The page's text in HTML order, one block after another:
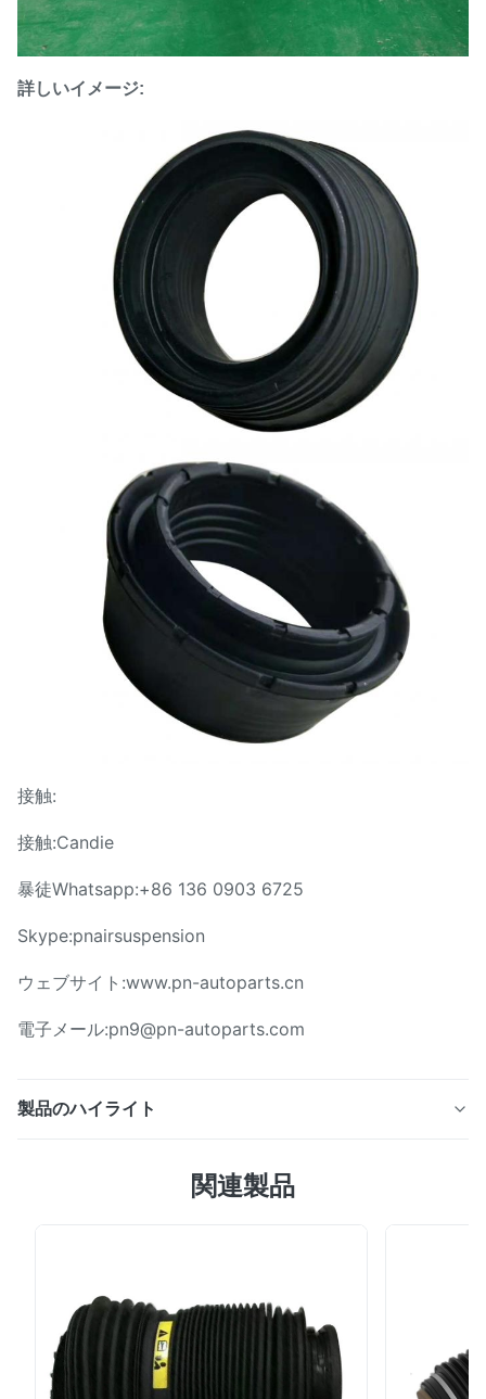
詳しいイメージ:
接触:
接触:Candie
暴徒Whatsapp:+86 136 0903 6725
Skype:pnairsuspension
ウェブサイト:www.pn-autoparts.cn
電子メール:pn9@pn-autoparts.com
製品のハイライト
るために使用される空気懸濁液のより低いゴム製土台。
W166の前部より低いゴム製 アイソレーターのため。 位
置: 前部Left&Right 材料: ゴム製 保証: 12か月 MOQ: 10
PC サンプル: 利用できる 受渡し時間: 3-5日 利点: 信頼で
きる質、競争価格 速い配達、安全な支払モード 保証サー
関連製品